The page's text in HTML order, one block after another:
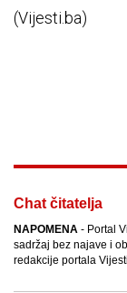
(Vijesti.ba)
Chat čitatelja
NAPOMENA - Portal
sadržaj bez najave i
redakcije portala